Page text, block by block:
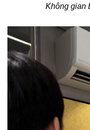
Không gian